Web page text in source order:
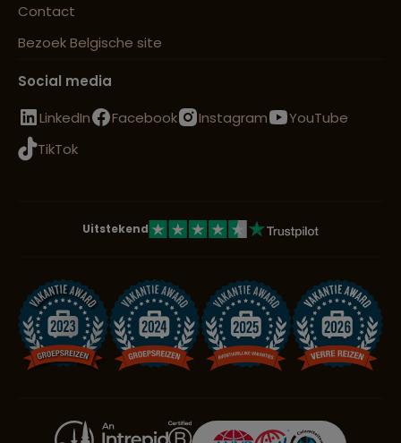
Contact
Bezoek Belgische site
Social media
LinkedIn
Facebook Instagram
YouTube
TikTok
Uitstekend